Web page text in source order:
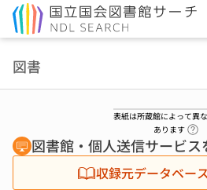
図書
表紙は所蔵館によって異
あります
図書館・個人送信サービス
収録元データベー